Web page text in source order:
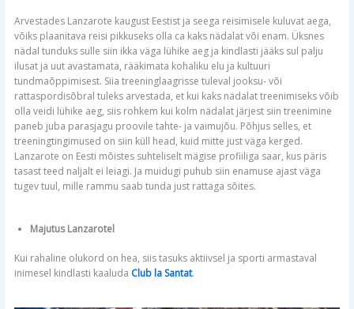
Arvestades Lanzarote kaugust Eestist ja seega reisimisele kuluvat aega,
võiks plaanitava reisi pikkuseks olla ca kaks nädalat või enam. Üksnes
nädal tunduks sulle siin ikka väga lühike aeg ja kindlasti jääks sul palju
ilusat ja uut avastamata, rääkimata kohaliku elu ja kultuuri
tundmaõppimisest. Siia treeninglaagrisse tuleval jooksu- või
rattaspordisõbral tuleks arvestada, et kui kaks nädalat treenimiseks võib
olla veidi lühike aeg, siis rohkem kui kolm nädalat järjest siin treenimine
paneb juba parasjagu proovile tahte- ja vaimujõu. Põhjus selles, et
treeningtingimused on siin küll head, kuid mitte just väga kerged.
Lanzarote on Eesti mõistes suhteliselt mägise profiiliga saar, kus päris
tasast teed naljalt ei leiagi. Ja muidugi puhub siin enamuse ajast väga
tugev tuul, mille rammu saab tunda just rattaga sõites.
Majutus Lanzarotel
Kui rahaline olukord on hea, siis tasuks aktiivsel ja sporti armastaval
inimesel kindlasti kaaluda Club la Santat.